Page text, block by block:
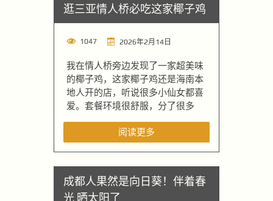
逛三亚情人桥必吃这家椰子鸡
1047 2026年2月14日
我在情人桥旁边发现了一家超美味
的椰子鸡，这家椰子鸡还是海南本
地人开的店，听说很多小仙女都喜
爱。套餐环境很舒服，分了很多
阅读更多
成都人果然是向日葵！伴着春
光 晒太阳了